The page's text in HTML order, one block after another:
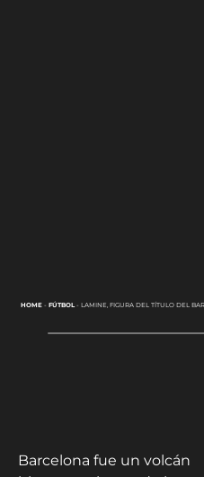
HOME- FÚTBOL - LAMINE, FIGURA DEL TÍTULO DEL
Barcelona fue un volcán